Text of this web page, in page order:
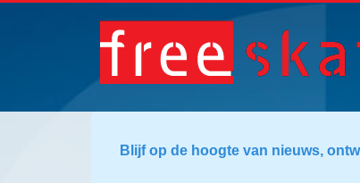
Blijf op de hoogte van nieuws,